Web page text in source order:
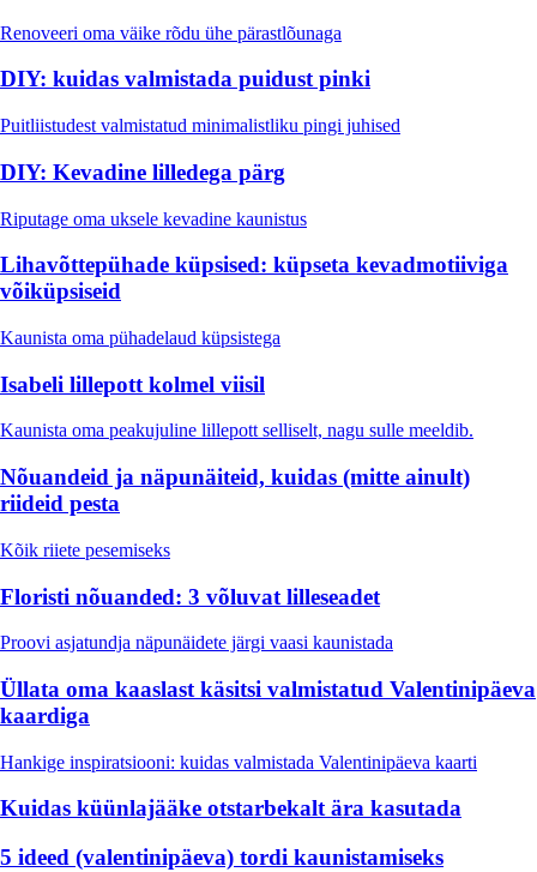
Renoveeri oma väike rõdu ühe pärastlõunaga
DIY: kuidas valmistada puidust pinki
Puitliistudest valmistatud minimalistliku pingi juhised
DIY: Kevadine lilledega pärg
Riputage oma uksele kevadine kaunistus
Lihavõttepühade küpsised: küpseta kevadmotiiviga
võiküpsiseid
Kaunista oma pühadelaud küpsistega
Isabeli lillepott kolmel viisil
Kaunista oma peakujuline lillepott selliselt, nagu sulle meeldib.
Nõuandeid ja näpunäiteid, kuidas (mitte ainult)
riideid pesta
Kõik riiete pesemiseks
Floristi nõuanded: 3 võluvat lilleseadet
Proovi asjatundja näpunäidete järgi vaasi kaunistada
Üllata oma kaaslast käsitsi valmistatud Valentinipäeva
kaardiga
Hankige inspiratsiooni: kuidas valmistada Valentinipäeva kaarti
Kuidas küünlajääke otstarbekalt ära kasutada
5 ideed (valentinipäeva) tordi kaunistamiseks